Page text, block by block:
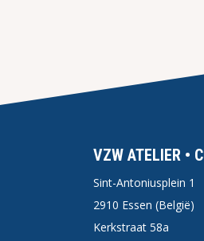
VZW ATELIER •
Sint-Antoniusplein 1
2910 Essen (België)
Kerkstraat 58a